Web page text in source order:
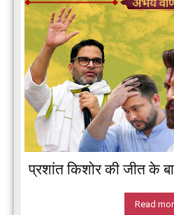
प्रशांत किशोर की जीत के
Read